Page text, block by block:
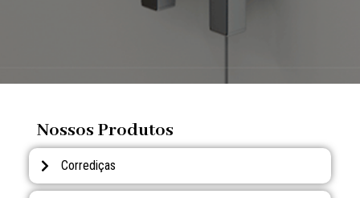
Nossos Produtos
Corrediças